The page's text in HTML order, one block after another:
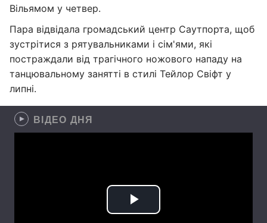
Вільямом у четвер.
Пара відвідала громадський центр Саутпорта, щоб
зустрітися з рятувальниками і сім'ями, які
постраждали від трагічного ножового нападу на
танцювальному занятті в стилі Тейлор Свіфт у
липні.
ВІДЕО ДНЯ